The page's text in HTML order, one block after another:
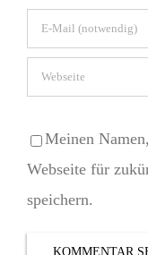
Meinen
Webseite für
speichern.